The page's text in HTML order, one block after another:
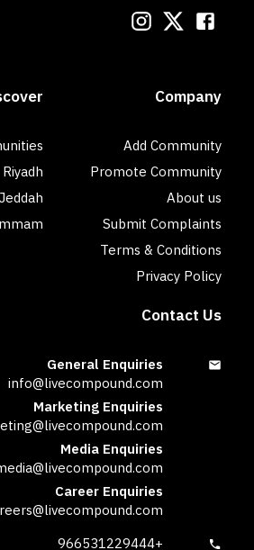
Company
Add Community
Promote Community
About us
Submit Complaints
Terms & Conditions
Privacy Policy
Riyadh
Jeddah
Contact Us
General Enquiries
info@livecompound.com
Marketing Enquiries
Media Enquiries
Career Enquiries
+966531229444